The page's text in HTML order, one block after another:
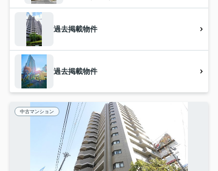
過去掲載物件
過去掲載物件
中古マンション